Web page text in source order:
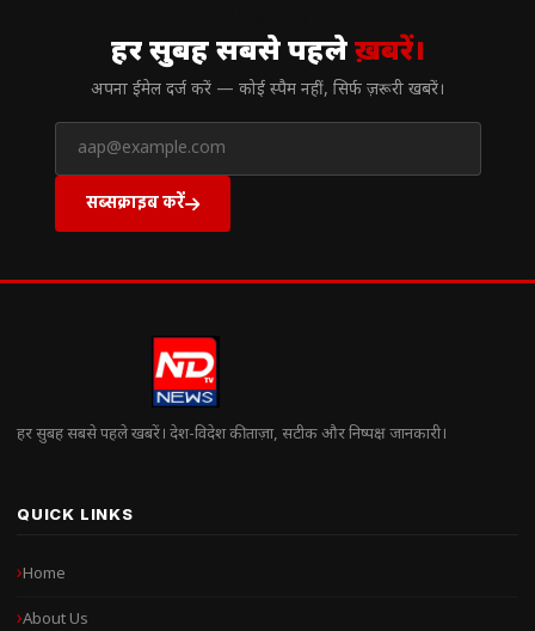
हर सुबह सबसे पहलेख़बरें।
अपना ईमेल दर्ज करें — कोई स्पैम नहीं, सिर्फ ज़रूरी खबरें।
सब्सक्राइब करें
हर सुबह सबसे पहले खबरें। देश-विदेश की ताज़ा, सटीक और निष्पक्ष जानकारी।
QUICK LINKS
Home
About Us